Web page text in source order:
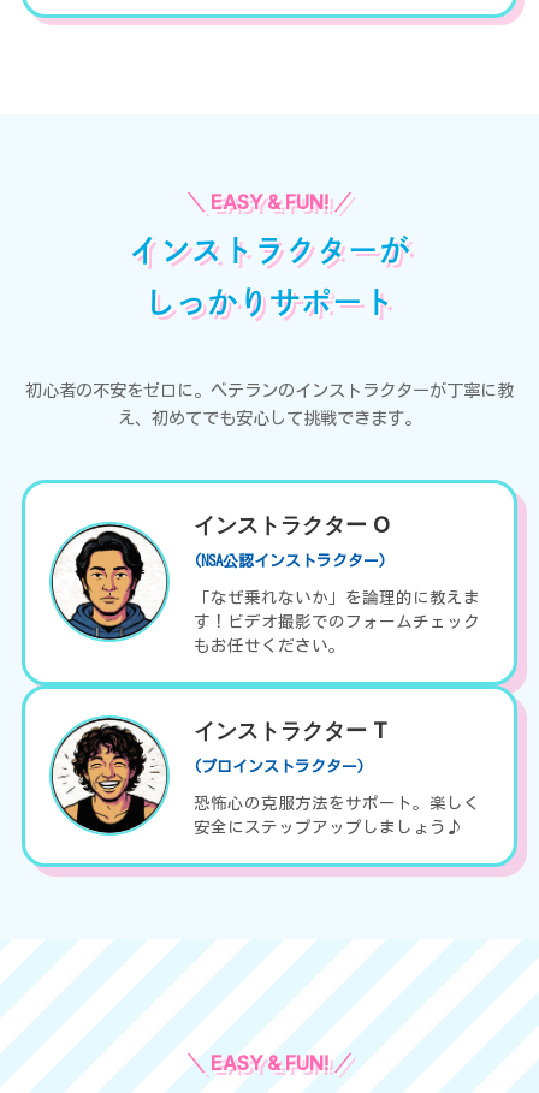
インストラクターが
しっかりサポート
初心者の不安をゼロに。ベテランのインストラクターが丁寧に教
え、初めてでも安心して挑戦できます。
インストラクター O
(NSA公認インストラクター)
「なぜ乗れないか」を論理的に教えま
す！ビデオ撮影でのフォームチェック
もお任せください。
インストラクター T
(プロインストラクター)
恐怖心の克服方法をサポート。楽しく
安全にステップアップしましょう♪